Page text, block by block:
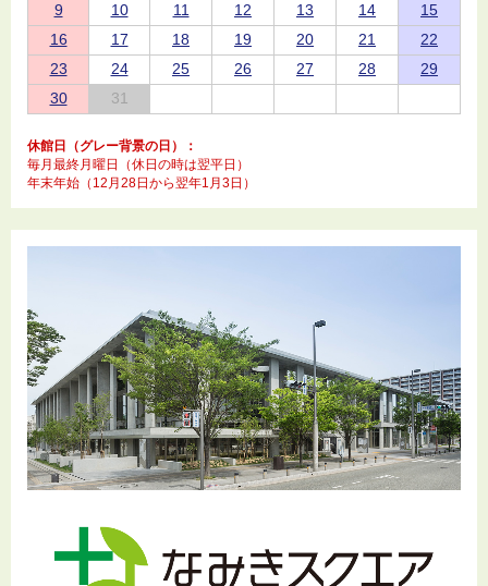
9 10 11 12 13 14
15
16
17 18 19 20 21
22
23
24 25 26 27 28
29
30
31
休館日（グレー背景の日）：
毎月最終月曜日（休日の時は翌平日）
年末年始（12月28日から翌年1月3日）